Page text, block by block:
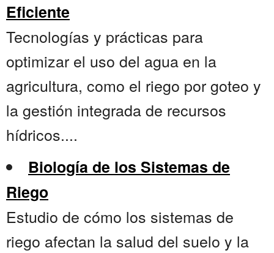
Eficiente
Tecnologías y prácticas para
optimizar el uso del agua en la
agricultura, como el riego por goteo y
la gestión integrada de recursos
hídricos....
Biología de los Sistemas de
Riego
Estudio de cómo los sistemas de
riego afectan la salud del suelo y la